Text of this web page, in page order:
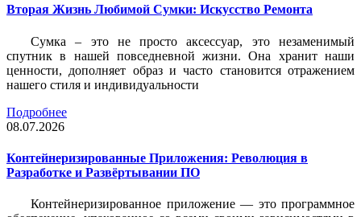
Вторая Жизнь Любимой Сумки: Искусство Ремонта
Сумка – это не просто аксессуар, это незаменимый
спутник в нашей повседневной жизни. Она хранит наши
ценности, дополняет образ и часто становится отражением
нашего стиля и индивидуальности
Подробнее
08.07.2026
Контейнеризированные Приложения: Революция в
Разработке и Развёртывании ПО
Контейнеризированное приложение — это программное